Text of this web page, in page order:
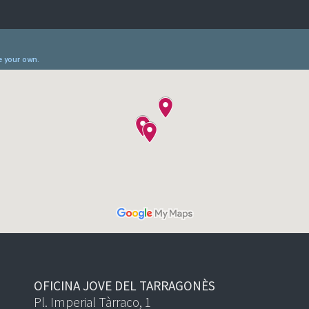
OFICINA JOVE DEL TARRAGONÈS
Pl. Imperial Tàrraco, 1